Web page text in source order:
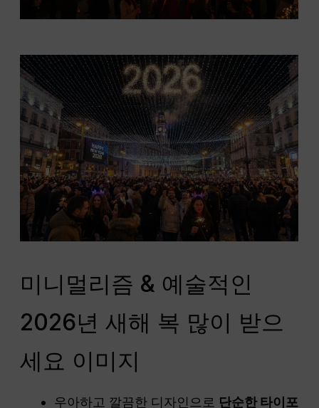
미니멀리즘 & 예술적인
2026년 새해 복 많이 받으
세요 이미지
우아하고 깔끔한 디자인으로 단순한 타이포